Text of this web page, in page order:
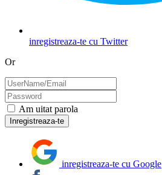
inregistreaza-te cu Twitter
Or
Am uitat parola
inregistreaza-te cu Google